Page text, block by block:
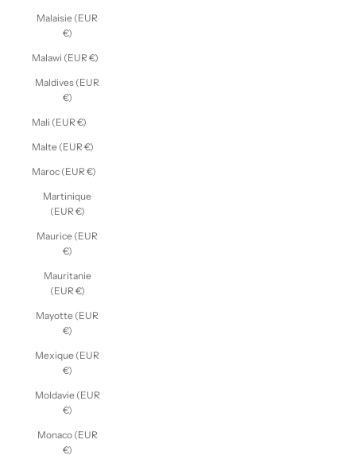
Malaisie (EUR
€)
Malawi (EUR €)
Maldives (EUR
€)
Mali (EUR €)
Malte (EUR €)
Maroc (EUR €)
Martinique
(EUR €)
Maurice (EUR
€)
Mauritanie
(EUR €)
Mayotte (EUR
€)
Mexique (EUR
€)
Moldavie (EUR
€)
Monaco (EUR
€)